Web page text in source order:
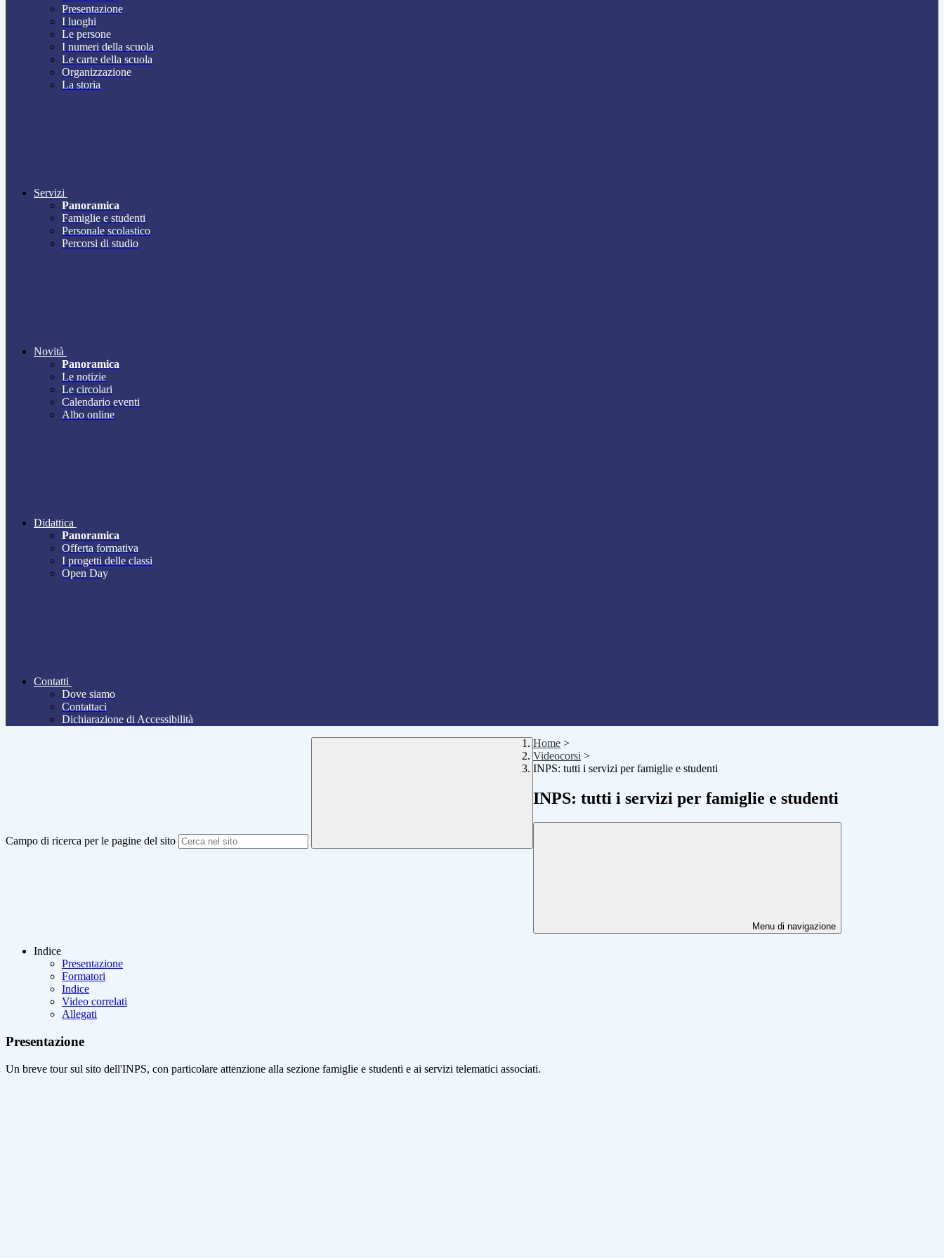
Presentazione
I luoghi
Le persone
I numeri della scuola
Le carte della scuola
Organizzazione
La storia
Servizi
Panoramica
Famiglie e studenti
Personale scolastico
Percorsi di studio
Novità
Panoramica
Le notizie
Le circolari
Calendario eventi
Albo online
Didattica
Panoramica
Offerta formativa
I progetti delle classi
Open Day
Contatti
Dove siamo
Contattaci
Dichiarazione di Accessibilità
Campo di ricerca per le pagine del sito
Home >
Videocorsi >
INPS: tutti i servizi per famiglie e studenti
INPS: tutti i servizi per famiglie e studenti
Menu di navigazione
Indice
Presentazione
Formatori
Indice
Video correlati
Allegati
Presentazione
Un breve tour sul sito dell'INPS, con particolare attenzione alla sezione famiglie e studenti e ai servizi telematici associati.